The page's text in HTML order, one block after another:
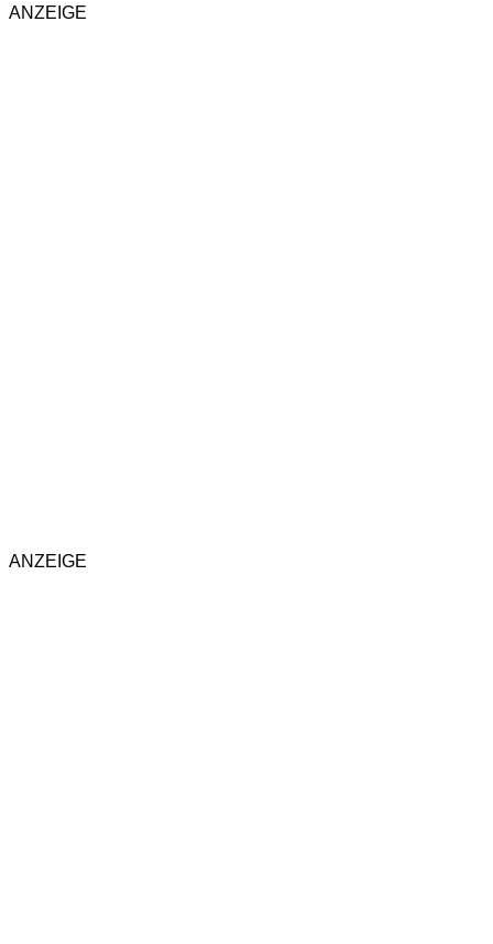
ANZEIGE
ANZEIGE